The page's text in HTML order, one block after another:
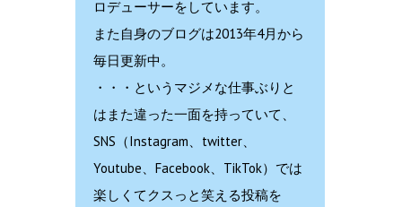
ロデューサーをしています。
また自身のブログは2013年4月から
毎日更新中。
・・・というマジメな仕事ぶりと
はまた違った一面を持っていて、
SNS（Instagram、twitter、
Youtube、Facebook、TikTok）では
楽しくてクスっと笑える投稿を